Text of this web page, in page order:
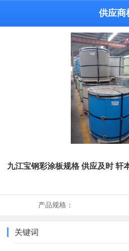
供应商
九江宝钢彩涂板规格 供应及时 轩
产品规格：
关键词